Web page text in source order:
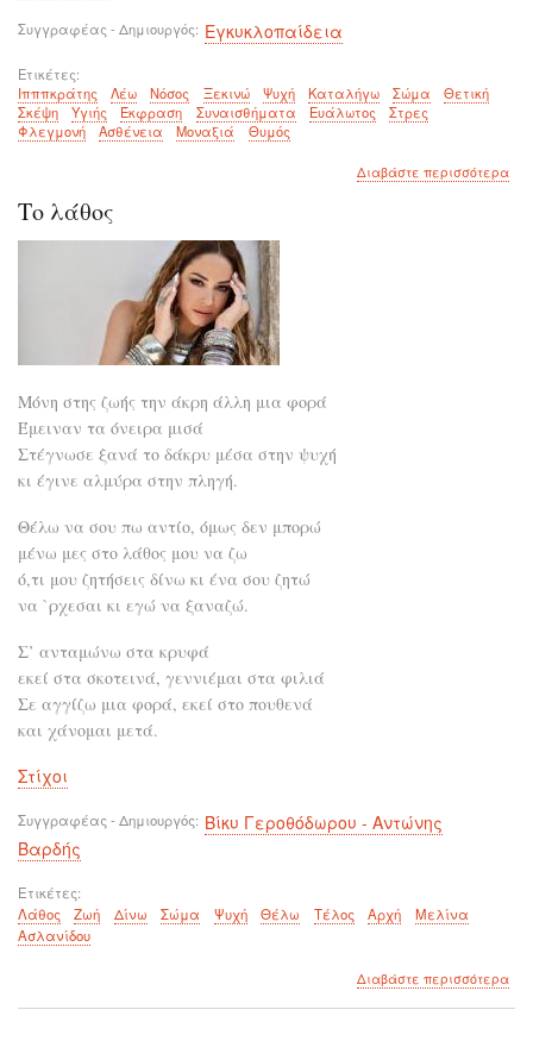
Συγγραφέας - Δημιουργός Εγκυκλοπαίδεια
Ετικέτες
Ιπππκράτης
Λέω Νόσος Ξεκινώ Ψυχή Καταλήγω Σώμα
Θετική
Σκέψη
Υγιής Έκφραση Συναισθήματα Ευάλωτος
Στρες
Φλεγμονή
Ασθένεια Μοναξιά Θυμός
Διαβάστε περισσότεραγια
Το λάθος
Μόνη στης ζωής την άκρη άλλη μια φορά
Έμειναν τα όνειρα μισά
Στέγνωσε ξανά το δάκρυ μέσα στην ψυχή
κι έγινε αλμύρα στην πληγή.
Θέλω να σου πω αντίο, όμως δεν μπορώ
μένω μες στο λάθος μου να ζω
ό,τι μου ζητήσεις δίνω κι ένα σου ζητώ
να `ρχεσαι κι εγώ να ξαναζώ.
Σ’ ανταμώνω στα κρυφά
εκεί στα σκοτεινά, γεννιέμαι στα φιλιά
Σε αγγίζω μια φορά, εκεί στο πουθενά
και χάνομαι μετά.
Στίχοι
Συγγραφέας - Δημιουργός Βίκυ Γεροθόδωρου - Αντώνης
Βαρδής
Ετικέτες
Λάθος
Ζωή Δίνω Σώμα Ψυχή Θέλω Τέλος Αρχή
Μελίνα
Ασλανίδου
Διαβάστε περισσότεραγια